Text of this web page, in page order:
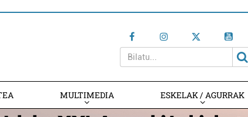
MULTIMEDIA ESKELAK / AGURRAK